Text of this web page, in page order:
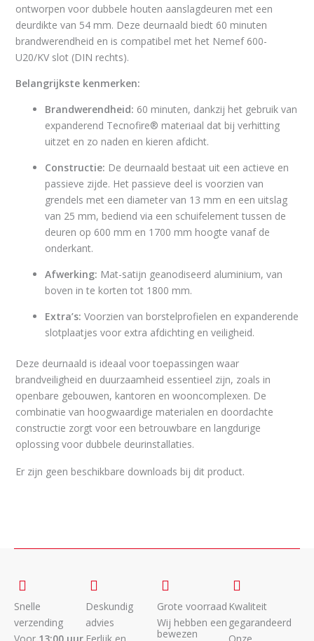
ontworpen voor dubbele houten aanslagdeuren met een
deurdikte van 54 mm. Deze deurnaald biedt 60 minuten
brandwerendheid en is compatibel met het Nemef 600-
U20/KV slot (DIN rechts).
Belangrijkste kenmerken:
Brandwerendheid: 60 minuten, dankzij het gebruik van
expanderend Tecnofire® materiaal dat bij verhitting
uitzet en zo naden en kieren afdicht.
Constructie: De deurnaald bestaat uit een actieve en
passieve zijde. Het passieve deel is voorzien van
grendels met een diameter van 13 mm en een uitslag
van 25 mm, bediend via een schuifelement tussen de
deuren op 600 mm en 1700 mm hoogte vanaf de
onderkant.
Afwerking: Mat-satijn geanodiseerd aluminium, van
boven in te korten tot 1800 mm.
Extra’s: Voorzien van borstelprofielen en expanderende
slotplaatjes voor extra afdichting en veiligheid.
Deze deurnaald is ideaal voor toepassingen waar
brandveiligheid en duurzaamheid essentieel zijn, zoals in
openbare gebouwen, kantoren en wooncomplexen. De
combinatie van hoogwaardige materialen en doordachte
constructie zorgt voor een betrouwbare en langdurige
oplossing voor dubbele deurinstallaties.
Er zijn geen beschikbare downloads bij dit product.
Snelle
verzending
Deskundig
advies
Grote voorraad
Wij hebben een
bewezen
Kwaliteit
gegarandeerd